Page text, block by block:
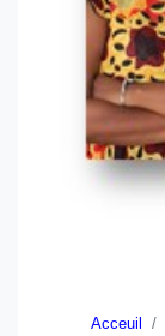
Acceuil